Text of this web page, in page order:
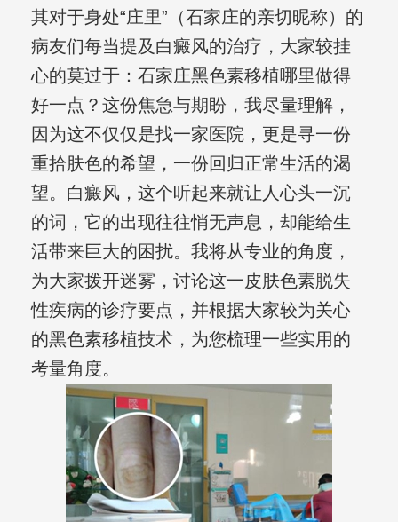
其对于身处“庄里”（石家庄的亲切昵称）的
病友们每当提及白癜风的治疗，大家较挂
心的莫过于：石家庄黑色素移植哪里做得
好一点？这份焦急与期盼，我尽量理解，
因为这不仅仅是找一家医院，更是寻一份
重拾肤色的希望，一份回归正常生活的渴
望。白癜风，这个听起来就让人心头一沉
的词，它的出现往往悄无声息，却能给生
活带来巨大的困扰。我将从专业的角度，
为大家拨开迷雾，讨论这一皮肤色素脱失
性疾病的诊疗要点，并根据大家较为关心
的黑色素移植技术，为您梳理一些实用的
考量角度。